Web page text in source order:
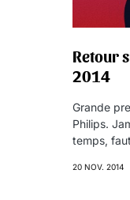
Retour
2014
Grande
Philips.
temps,
20 NOV. 2014